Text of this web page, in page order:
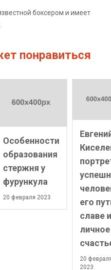
боксером и имеет
понравиться
Особенности
образования
стержня у
фурункула
20 февраля 2023
его
славе и
личное
20
2023